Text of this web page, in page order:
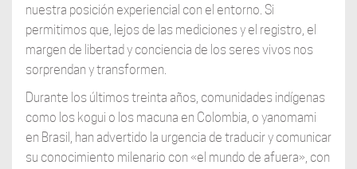
nuestra posición experiencial con el entorno. Si
permitimos que, lejos de las mediciones y el registro, el
margen de libertad y conciencia de los seres vivos nos
sorprendan y transformen.
Durante los últimos treinta años, comunidades indígenas
como los kogui o los macuna en Colombia, o yanomami
en Brasil, han advertido la urgencia de traducir y comunicar
su conocimiento milenario con «el mundo de afuera», con